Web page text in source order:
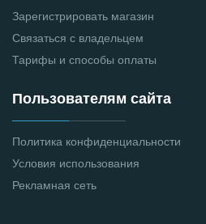
Зарегистрировать магазин
Связаться с владельцем
Тарифы и способы оплаты
Пользователям сайта
Политика конфиденциальности
Условия использования
Рекламная сеть